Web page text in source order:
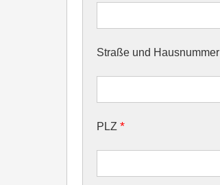
Straße und Hausnummer
PLZ *